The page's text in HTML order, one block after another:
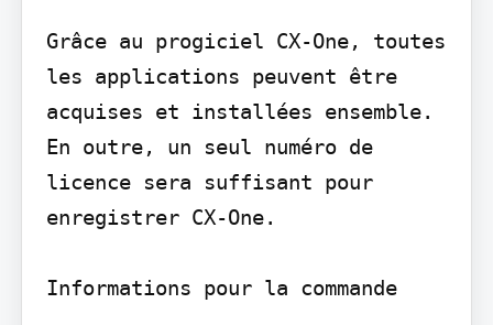
Grâce au progiciel CX-One, toutes
les applications peuvent être
acquises et installées ensemble.
En outre, un seul numéro de
licence sera suffisant pour
enregistrer CX-One.
Informations pour la commande